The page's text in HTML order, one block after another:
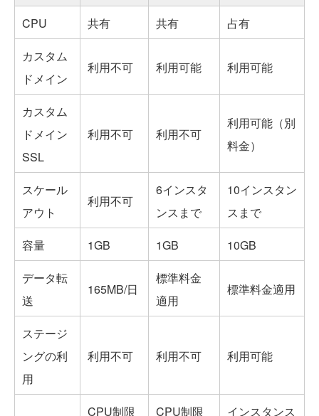
CPU 共有 共有
占有
カスタム
ドメイン
利用不可 利用可能 利用可能
カスタム
ドメイン
SSL
利用不可 利用不可
利用可能（別
料金）
スケール
アウト
利用不可
6インスタ
ンスまで
10インスタン
スまで
容量
1GB 1GB
10GB
データ転
送
165MB/日
標準料金
適用
標準料金適用
ステージ
ングの利
用
利用不可 利用不可 利用可能
CPU制限 CPU制限 インスタンス